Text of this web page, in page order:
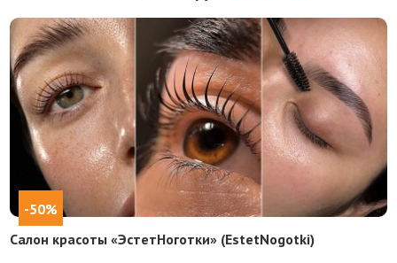
-50%
Салон красоты «ЭстетНоготки» (EstetNogotki)